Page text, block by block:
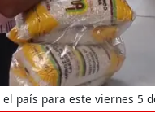
país para este viernes 5